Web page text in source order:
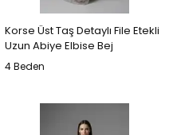
Korse Üst Taş Detaylı File Etekli
Uzun Abiye Elbise Bej
4 Beden